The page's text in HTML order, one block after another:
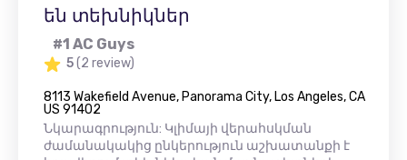
են տեխնիկներ
#1 AC Guys
5(2 review)
8113 Wakefield Avenue, Panorama City, Los Angeles, CA
US 91402
Նկարագրություն: Կլիմայի վերահսկման
ժամանակակից ընկերություն աշխատանքի է